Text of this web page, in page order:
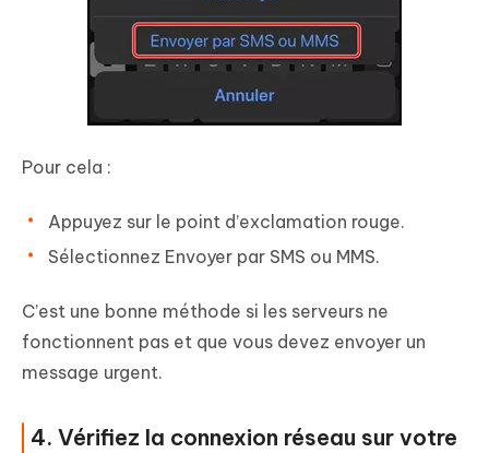
Pour cela :
Appuyez sur le point d’exclamation rouge.
Sélectionnez Envoyer par SMS ou MMS.
C’est une bonne méthode si les serveurs ne
fonctionnent pas et que vous devez envoyer un
message urgent.
4. Vérifiez la connexion réseau sur votre